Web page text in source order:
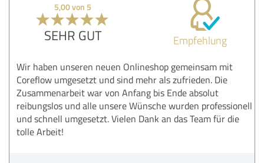
5,00 von 5
SEHR GUT Empfehlung
Wir haben unseren neuen Onlineshop gemeinsam mit
Coreflow umgesetzt und sind mehr als zufrieden. Die
Zusammenarbeit war von Anfang bis Ende absolut
reibungslos und alle unsere Wünsche wurden professionell
und schnell umgesetzt. Vielen Dank an das Team für die
tolle Arbeit!